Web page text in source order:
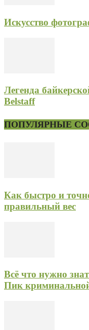
Искусство
Легенда
Belstaff
ПОПУЛЯРНЫЕ
Как быстро и
правильный вес
Всё что нужно
Пик